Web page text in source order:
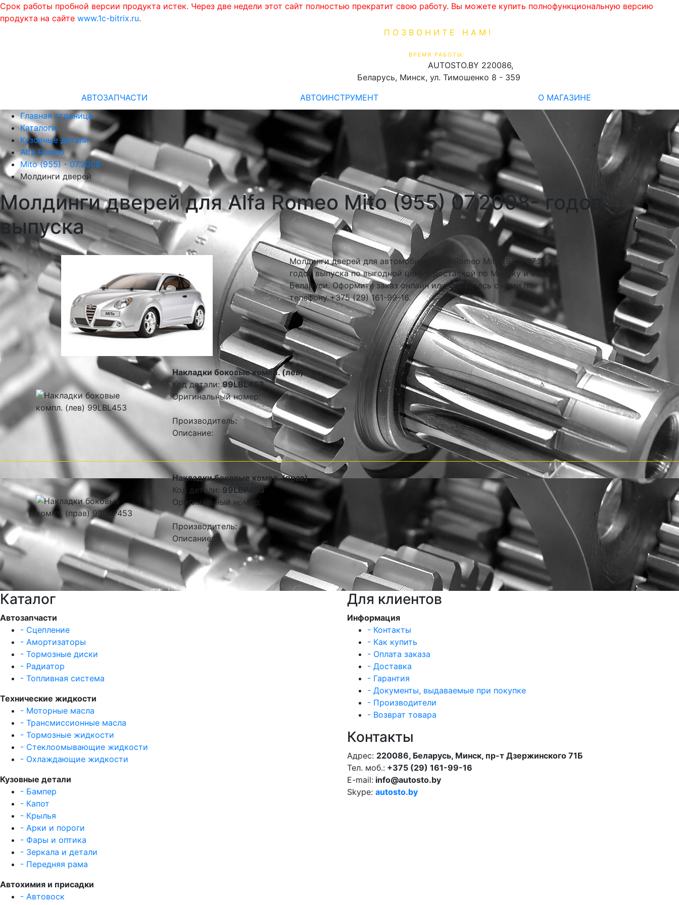
Срок работы пробной версии продукта истек. Через две недели этот сайт полностью прекратит свою работу. Вы можете купить полнофункциональную версию
продукта на сайте www.1c-bitrix.ru.
ПОЗВОНИТЕ НАМ!
ВРЕМЯ РАБОТЫ:
AUTOSTO.BY 220086,
Беларусь, Минск, ул. Тимошенко 8 - 359
АВТОЗАПЧАСТИ АВТОИНСТРУМЕНТ
О МАГАЗИНЕ
Главная страница
Каталоги
Кузовные детали
Alfa Romeo
Mito (955) - 07.2008-
Молдинги дверей
Молдинги дверей для Alfa Romeo Mito (955) 07.2008- годов
выпуска
Молдинги дверей для автомобилей Alfa Romeo Mito (955) 07.2008-
годов выпуска по выгодной цене с доставкой по Минску и всей
Беларуси. Оформите заказ онлайн или свяжитесь с нами по
телефону +375 (29) 161-99-16.
Накладки боковые компл. (лев)
Код детали:99LBL453
Оригинальный номер:
Производитель:
Описание:
Накладки боковые компл. (прав)
Код детали: 99LBP453
Оригинальный номер:
Производитель:
Описание:
Каталог
Автозапчасти
- Сцепление
- Амортизаторы
- Тормозные диски
- Радиатор
- Топливная система
Технические жидкости
- Моторные масла
- Трансмиссионные масла
- Тормозные жидкости
- Стеклоомывающие жидкости
- Охлаждающие жидкости
Кузовные детали
- Бампер
- Капот
- Крылья
- Арки и пороги
- Фары и оптика
- Зеркала и детали
- Передняя рама
Автохимия и присадки
- Автовоск
Для клиентов
Информация
- Контакты
- Как купить
- Оплата заказа
- Доставка
- Гарантия
- Документы, выдаваемые при покупке
- Производители
- Возврат товара
Контакты
Адрес: 220086, Беларусь, Минск, пр-т Дзержинского 71Б
Тел. моб.: +375 (29) 161-99-16
E-mail: info@autosto.by
Skype: autosto.by